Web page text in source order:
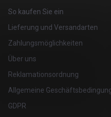
So kaufen Sie ein
Lieferung und Versandarten
Zahlungsmöglichkeiten
Über uns
Reklamationsordnung
Allgemeine
GDPR